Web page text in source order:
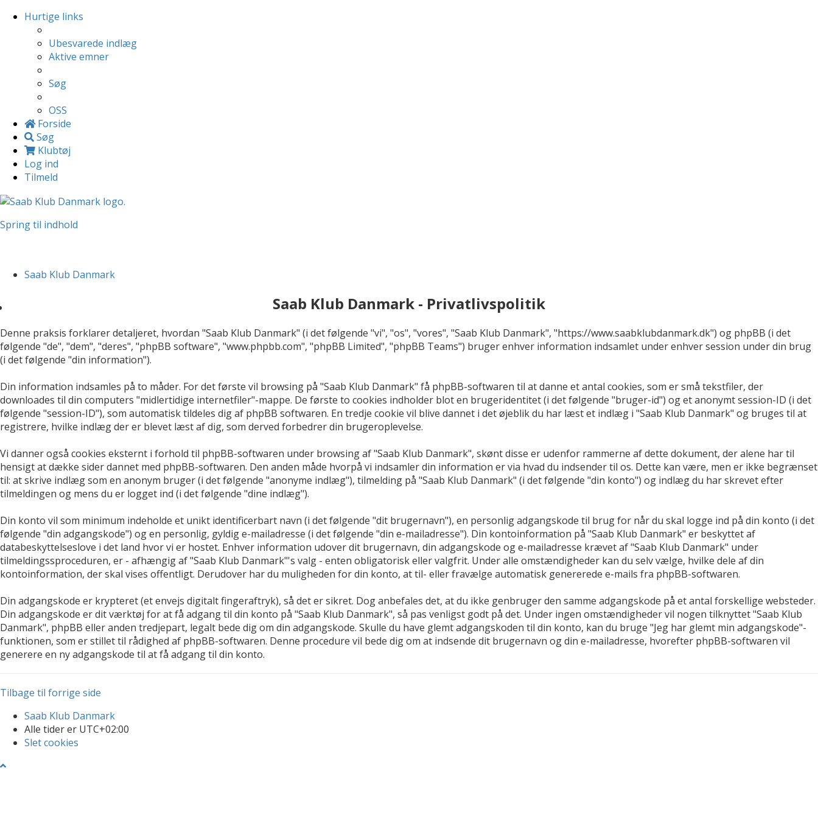
Hurtige links
Ubesvarede indlæg
Aktive emner
Søg
OSS
Forside
Søg
Klubtøj
Log ind
Tilmeld
Spring til indhold
Saab Klub Danmark
Saab Klub Danmark - Privatlivspolitik
Denne praksis forklarer detaljeret, hvordan "Saab Klub Danmark" (i det følgende "vi", "os", "vores", "Saab Klub Danmark", "https://www.saabklubdanmark.dk") og phpBB (i det
følgende "de", "dem", "deres", "phpBB software", "www.phpbb.com", "phpBB Limited", "phpBB Teams") bruger enhver information indsamlet under enhver session under din brug
(i det følgende "din information").
Din information indsamles på to måder. For det første vil browsing på "Saab Klub Danmark" få phpBB-softwaren til at danne et antal cookies, som er små tekstfiler, der
downloades til din computers "midlertidige internetfiler"-mappe. De første to cookies indholder blot en brugeridentitet (i det følgende "bruger-id") og et anonymt session-ID (i det
følgende "session-ID"), som automatisk tildeles dig af phpBB softwaren. En tredje cookie vil blive dannet i det øjeblik du har læst et indlæg i "Saab Klub Danmark" og bruges til at
registrere, hvilke indlæg der er blevet læst af dig, som derved forbedrer din brugeroplevelse.
Vi danner også cookies eksternt i forhold til phpBB-softwaren under browsing af "Saab Klub Danmark", skønt disse er udenfor rammerne af dette dokument, der alene har til
hensigt at dække sider dannet med phpBB-softwaren. Den anden måde hvorpå vi indsamler din information er via hvad du indsender til os. Dette kan være, men er ikke begrænset
til: at skrive indlæg som en anonym bruger (i det følgende "anonyme indlæg"), tilmelding på "Saab Klub Danmark" (i det følgende "din konto") og indlæg du har skrevet efter
tilmeldingen og mens du er logget ind (i det følgende "dine indlæg").
Din konto vil som minimum indeholde et unikt identificerbart navn (i det følgende "dit brugernavn"), en personlig adgangskode til brug for når du skal logge ind på din konto (i det
følgende "din adgangskode") og en personlig, gyldig e-mailadresse (i det følgende "din e-mailadresse"). Din kontoinformation på "Saab Klub Danmark" er beskyttet af
databeskyttelseslove i det land hvor vi er hostet. Enhver information udover dit brugernavn, din adgangskode og e-mailadresse krævet af "Saab Klub Danmark" under
tilmeldingssproceduren, er - afhængig af "Saab Klub Danmark"'s valg - enten obligatorisk eller valgfrit. Under alle omstændigheder kan du selv vælge, hvilke dele af din
kontoinformation, der skal vises offentligt. Derudover har du muligheden for din konto, at til- eller fravælge automatisk genererede e-mails fra phpBB-softwaren.
Din adgangskode er krypteret (et envejs digitalt fingeraftryk), så det er sikret. Dog anbefales det, at du ikke genbruger den samme adgangskode på et antal forskellige websteder.
Din adgangskode er dit værktøj for at få adgang til din konto på "Saab Klub Danmark", så pas venligst godt på det. Under ingen omstændigheder vil nogen tilknyttet "Saab Klub
Danmark", phpBB eller anden tredjepart, legalt bede dig om din adgangskode. Skulle du have glemt adgangskoden til din konto, kan du bruge "Jeg har glemt min adgangskode"-
funktionen, som er stillet til rådighed af phpBB-softwaren. Denne procedure vil bede dig om at indsende dit brugernavn og din e-mailadresse, hvorefter phpBB-softwaren vil
generere en ny adgangskode til at få adgang til din konto.
Tilbage til forrige side
Saab Klub Danmark
Alle tider er UTC+02:00
Slet cookies